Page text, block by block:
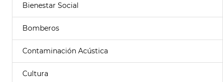
Bienestar Social
Bomberos
Contaminación Acústica
Cultura